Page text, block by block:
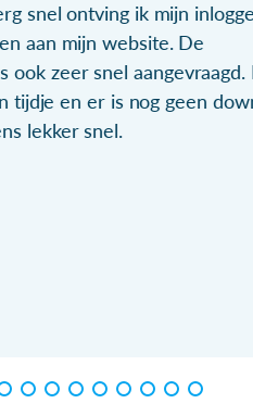
snel ontving ik mijn
aan mijn website. De
ook zeer snel aangevraagd.
tijdje en er is nog geen
lekker snel.